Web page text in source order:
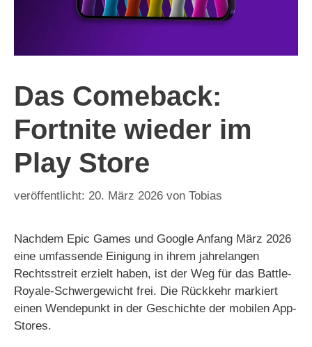
Das Comeback:
Fortnite wieder im
Play Store
20. März 2026 von Tobias
Nachdem Epic Games und Google Anfang März 2026
eine umfassende Einigung in ihrem jahrelangen
Rechtsstreit erzielt haben, ist der Weg für das Battle-
Royale-Schwergewicht frei. Die Rückkehr markiert
einen Wendepunkt in der Geschichte der mobilen App-
Stores.